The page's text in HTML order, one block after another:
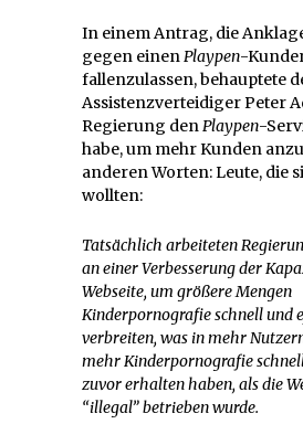
In einem Antrag, die
gegen einenPlaypen-
fallenzulassen, behauptete
Assistenzverteidiger Peter
Regierung denPlaypen-
habe, um mehr Kunden
anderen Worten: Leute, die
wollten:
Tatsächlich arbeiteten
an einer Verbesserung der
Webseite, um größere Mengen
Kinderpornografie schnell und
verbreiten, was in mehr
mehr Kinderpornografie
zuvor erhalten haben, als die
“illegal” betrieben wurde.